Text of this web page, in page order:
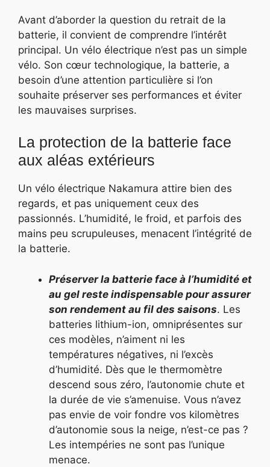
Avant d’aborder la question du retrait de la
batterie, il convient de comprendre l’intérêt
principal. Un vélo électrique n’est pas un simple
vélo. Son cœur technologique, la batterie, a
besoin d’une attention particulière si l’on
souhaite préserver ses performances et éviter
les mauvaises surprises.
La protection de la batterie face
aux aléas extérieurs
Un vélo électrique Nakamura attire bien des
regards, et pas uniquement ceux des
passionnés. L’humidité, le froid, et parfois des
mains peu scrupuleuses, menacent l’intégrité de
la batterie.
Préserver la batterie face à l’humidité et
au gel reste indispensable pour assurer
son rendement au fil des saisons. Les
batteries lithium-ion, omniprésentes sur
ces modèles, n’aiment ni les
températures négatives, ni l’excès
d’humidité. Dès que le thermomètre
descend sous zéro, l’autonomie chute et
la durée de vie s’amenuise. Vous n’avez
pas envie de voir fondre vos kilomètres
d’autonomie sous la neige, n’est-ce pas ?
Les intempéries ne sont pas l’unique
menace.